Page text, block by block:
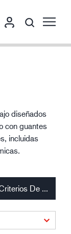
diseñados
con guantes
incluidas
Criterios De Clasificación